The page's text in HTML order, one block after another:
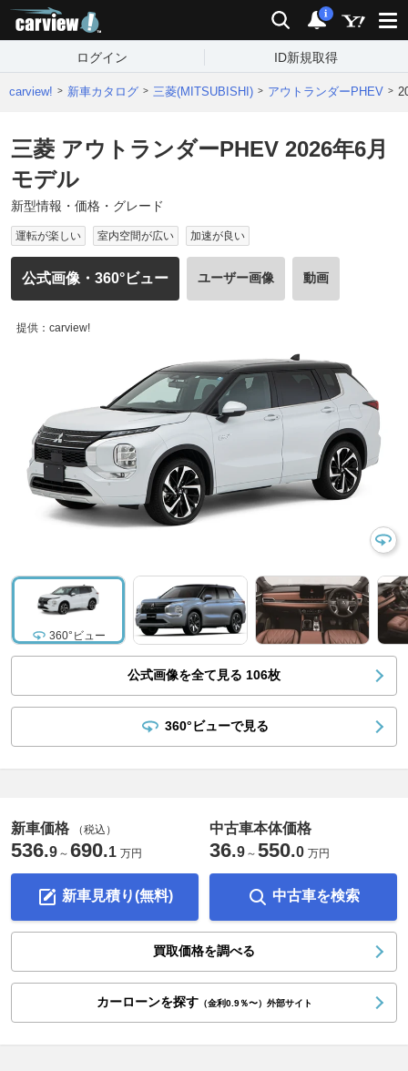
検索 通知
i
ログイン ID新規取得
carview! 新車カタログ 三菱(MITSUBISHI) アウトランダーPHEV
三菱 アウトランダーPHEV 2026年6月
モデル
新型情報・価格・グレード
運転が楽しい 室内空間が広い 加速が良い
公式画像・360°ビュー ユーザー画像 動画
提供：carview!
360°ビュー
公式画像を全て見る 106枚
360°ビューで見る
新車価格 （税込）
536.9 ～ 690.1 万円
新車見積り(無料)
中古車本体価格
36.9 ～ 550.0 万円
中古車を検索
買取価格を調べる
カーローンを探す（金利0.9％〜）外部サイト